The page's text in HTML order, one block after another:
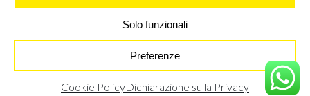
Solo funzionali
Preferenze
Cookie PolicyDichiarazione sulla Privacy
MAGLIONE MORBIDO A POLO - AZZURRO
22,95
TROVA IL NEGOZIO PIÙ VICINO
UNI GRUPPO S.R.L - Viale Angelo Filippetti 24, 20122 Milano.
All right reserved P.IVA 10405840967